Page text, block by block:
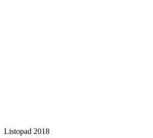
Listopad 2018